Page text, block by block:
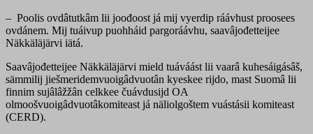
– Poolis ovdâtutkâm lii joođoost já mij vyerdip ráávhust proosees
ovdánem. Mij tuáivup puohháid pargoráávhu, saavâjođetteijee
Näkkäläjärvi iätá.
Saavâjođetteijee Näkkäläjärvi mield tuáváást lii vaarâ kuhesáigásâš,
sämmilij jiešmeridemvuoigâdvuotân kyeskee rijdo, mast Suomâ lii
finnim sujâlâžžân celkkee čuávdusijd OA
olmoošvuoigâdvuotâkomiteast já näliolgoštem vuástásii komiteast
(CERD).